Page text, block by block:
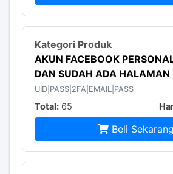
AKUN FACEBOOK
DAN SUDAH ADA HALAMAN
UID|PASS|2FA|EMAIL|PASS
Total:65
Beli Sekarang